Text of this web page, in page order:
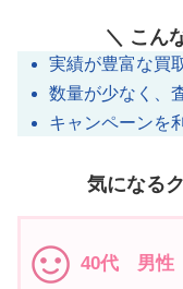
＼ こん
実績が豊富な買
数量が少なく、
キャンペーンを
気になる
40代 男性